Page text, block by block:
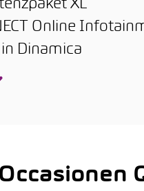
XL
Online
Dinamica